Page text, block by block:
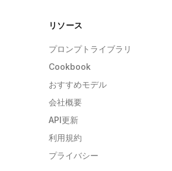
リソース
プロンプトライブラリ
Cookbook
おすすめモデル
会社概要
API更新
利用規約
プライバシー